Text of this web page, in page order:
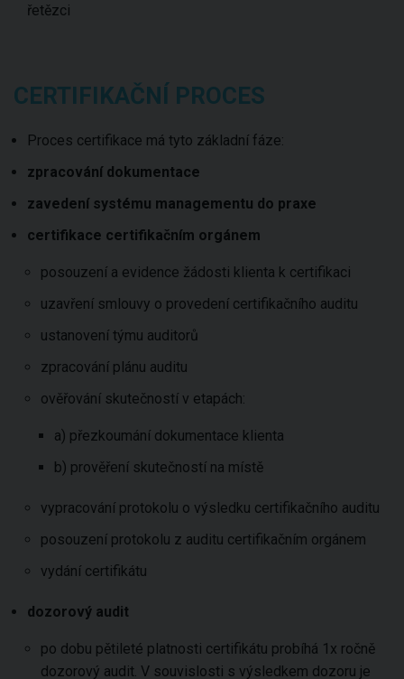
řetězci
CERTIFIKAČNÍ PROCES
Proces certifikace má tyto základní fáze:
zpracování dokumentace
zavedení systému managementu do praxe
certifikace certifikačním orgánem
posouzení a evidence žádosti klienta k certifikaci
uzavření smlouvy o provedení certifikačního auditu
ustanovení týmu auditorů
zpracování plánu auditu
ověřování skutečností v etapách:
a) přezkoumání dokumentace klienta
b) prověření skutečností na místě
vypracování protokolu o výsledku certifikačního auditu
posouzení protokolu z auditu certifikačním orgánem
vydání certifikátu
dozorový audit
po dobu pětileté platnosti certifikátu probíhá 1x ročně
dozorový audit. V souvislosti s výsledkem dozoru je